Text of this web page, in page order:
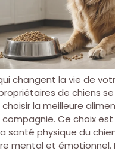
changent la vie de
de chiens
la meilleure
Ce choix
santé physique du
mental et émotionnel.